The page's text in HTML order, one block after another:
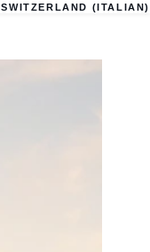
SWITZERLAND (ITALIAN)